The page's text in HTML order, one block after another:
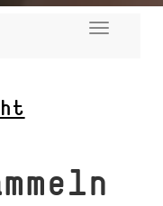
Toggle